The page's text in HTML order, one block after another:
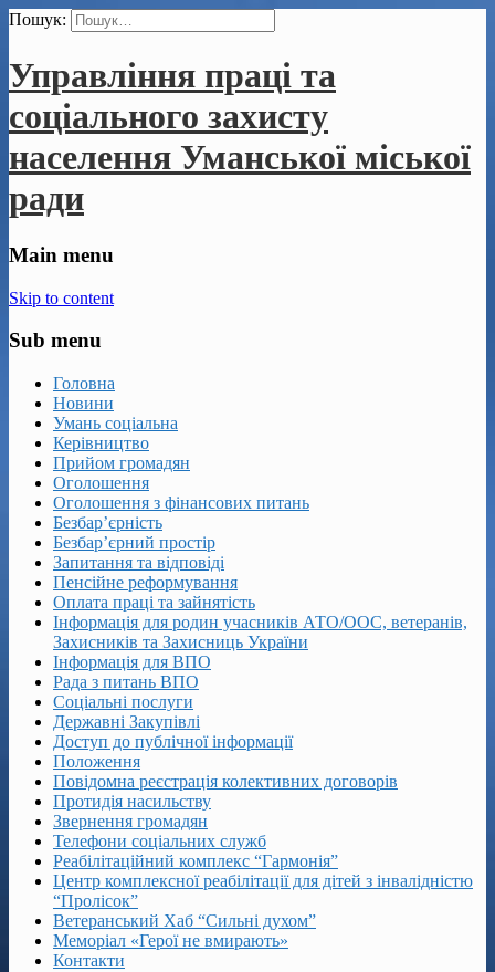
Пошук:
Управління праці та
соціального захисту
населення Уманської міської
ради
Main menu
Skip to content
Sub menu
Головна
Новини
Умань соціальна
Керівництво
Прийом громадян
Оголошення
Оголошення з фінансових питань
Безбар’єрність
Безбар’єрний простір
Запитання та відповіді
Пенсійне реформування
Оплата праці та зайнятість
Інформація для родин учасників АТО/ООС, ветеранів,
Захисників та Захисниць України
Інформація для ВПО
Рада з питань ВПО
Соціальні послуги
Державні Закупівлі
Доступ до публічної інформації
Положення
Повідомна реєстрація колективних договорів
Протидія насильству
Звернення громадян
Телефони соціальних служб
Реабілітаційний комплекс “Гармонія”
Центр комплексної реабілітації для дітей з інвалідністю
“Пролісок”
Ветеранський Хаб “Сильні духом”
Меморіал «Герої не вмирають»
Контакти